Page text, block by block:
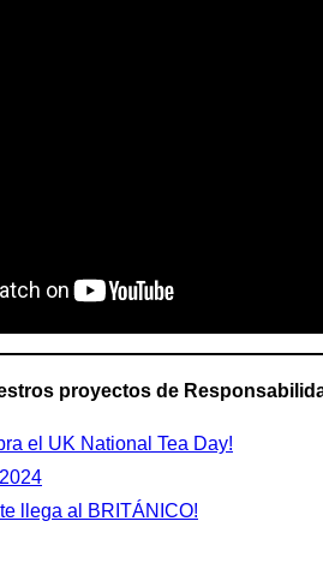
proyectos de
el UK National Tea Day!
llega al BRITÁNICO!